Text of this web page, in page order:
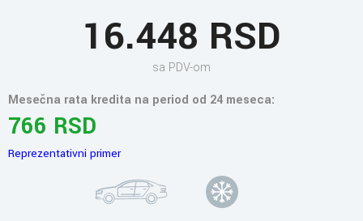
16.448 RSD
sa PDV-om
Mesečna rata kredita na period od 24 meseca:
766 RSD
Reprezentativni primer